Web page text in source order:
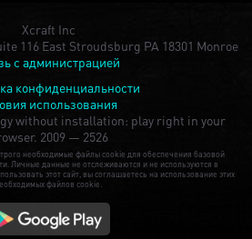
Xcraft Inc
116 East Stroudsburg PA 18301 Monroe
с администрацией
конфиденциальности
использования
without installation: play right in your
2009 — 2526
необходимые файлы cookie для обеспечения базовой
Личные данные не отслеживаются и не используются в
этот сайт, вы соглашаетесь на использование этих
файлов cookie.